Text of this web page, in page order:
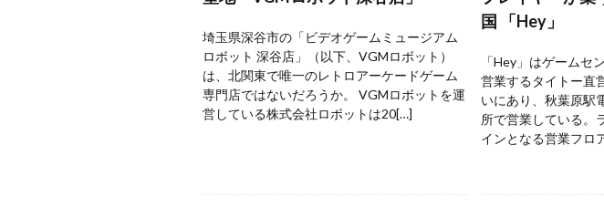
埼玉県深谷市の「ビデオゲームミュージアム
ロボット 深谷店」（以下、VGMロボット）
は、北関東で唯一のレトロアーケードゲーム
専門店ではないだろうか。 VGMロボットを運
営している株式会社ロボットは20[…]
国 「Hey」
「Hey」はゲームセ
営業するタイトー直
いにあり、秋葉原駅
所で営業している。
インとなる営業フロ